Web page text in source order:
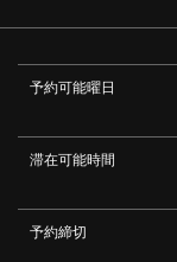
·燒酒
·雞尾酒
卡西斯拉西/卡西斯橙子
·威士忌
·紅色·白色
予約可能曜日
滞在可能時間
予約締切
https://bota.owst.jp/